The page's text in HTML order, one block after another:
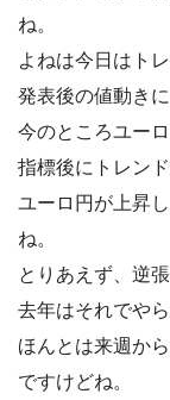
ね。
よねは今日はト
発表後の値動き
今のところユー
指標後にトレン
ユーロ円が上昇
ね。
とりあえず、逆
去年はそれでや
ほんとは来週か
ですけどね。